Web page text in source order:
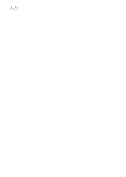
Ads